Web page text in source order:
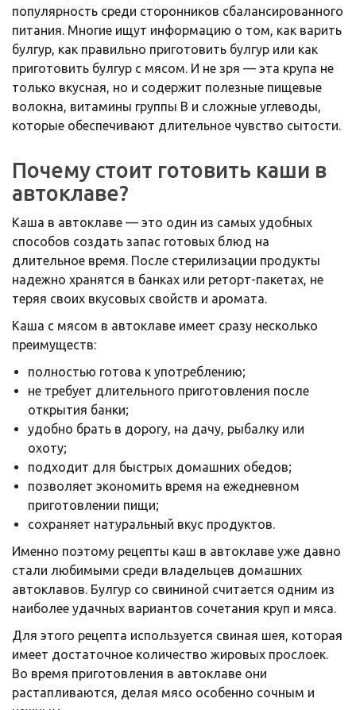
популярность среди сторонников сбалансированного
питания. Многие ищут информацию о том, как варить
булгур, как правильно приготовить булгур или как
приготовить булгур с мясом. И не зря — эта крупа не
только вкусная, но и содержит полезные пищевые
волокна, витамины группы B и сложные углеводы,
которые обеспечивают длительное чувство сытости.
Почему стоит готовить каши в
автоклаве?
Каша в автоклаве — это один из самых удобных
способов создать запас готовых блюд на
длительное время. После стерилизации продукты
надежно хранятся в банках или реторт-пакетах, не
теряя своих вкусовых свойств и аромата.
Каша с мясом в автоклаве имеет сразу несколько
преимуществ:
полностью готова к употреблению;
не требует длительного приготовления после
открытия банки;
удобно брать в дорогу, на дачу, рыбалку или
охоту;
подходит для быстрых домашних обедов;
позволяет экономить время на ежедневном
приготовлении пищи;
сохраняет натуральный вкус продуктов.
Именно поэтому рецепты каш в автоклаве уже давно
стали любимыми среди владельцев домашних
автоклавов. Булгур со свининой считается одним из
наиболее удачных вариантов сочетания круп и мяса.
Для этого рецепта используется свиная шея, которая
имеет достаточное количество жировых прослоек.
Во время приготовления в автоклаве они
растапливаются, делая мясо особенно сочным и